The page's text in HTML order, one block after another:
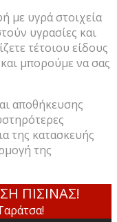
με υγρά στοιχεία
υγρασίες και
τέτοιου είδους
μπορούμε να σας
αποθήκευσης
της κατασκευής
της
ΠΙΣΙΝΑΣ!